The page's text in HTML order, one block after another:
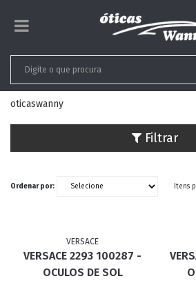
oticaswanny
Filtrar
Ordenar por: Itens
VERSACE
VERSACE 2293 100287 -
OCULOS DE SOL